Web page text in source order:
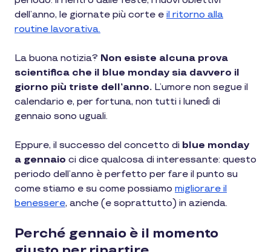
dell’anno, le giornate più corte e il ritorno alla
routine lavorativa.
La buona notizia? Non esiste alcuna prova
scientifica che il blue monday sia davvero il
giorno più triste dell’anno. L’umore non segue il
calendario e, per fortuna, non tutti i lunedì di
gennaio sono uguali.
Eppure, il successo del concetto di blue monday
a gennaio ci dice qualcosa di interessante: questo
periodo dell’anno è perfetto per fare il punto su
come stiamo e su come possiamo migliorare il
benessere, anche (e soprattutto) in azienda.
Perché gennaio è il momento